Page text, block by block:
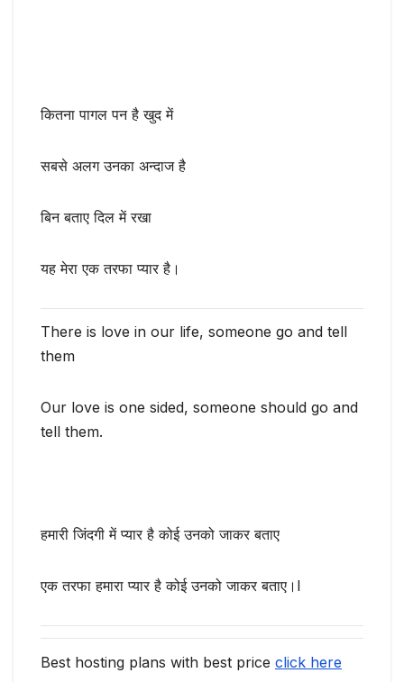
कितना पागल पन है खुद में
सबसे अलग उनका अन्दाज है
बिन बताए दिल में रखा
यह मेरा एक तरफा प्यार है।
There is love in our life, someone go and tell
them
Our love is one sided, someone should go and
tell them.
हमारी जिंदगी में प्यार है कोई उनको जाकर बताए
एक तरफा हमारा प्यार है कोई उनको जाकर बताए।I
Best hosting plans with best price click here